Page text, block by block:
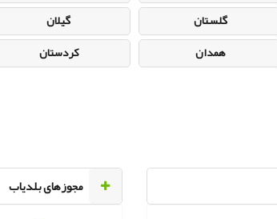
گلستان گیلان
همدان کردستان
مجوزهای بلدیاب